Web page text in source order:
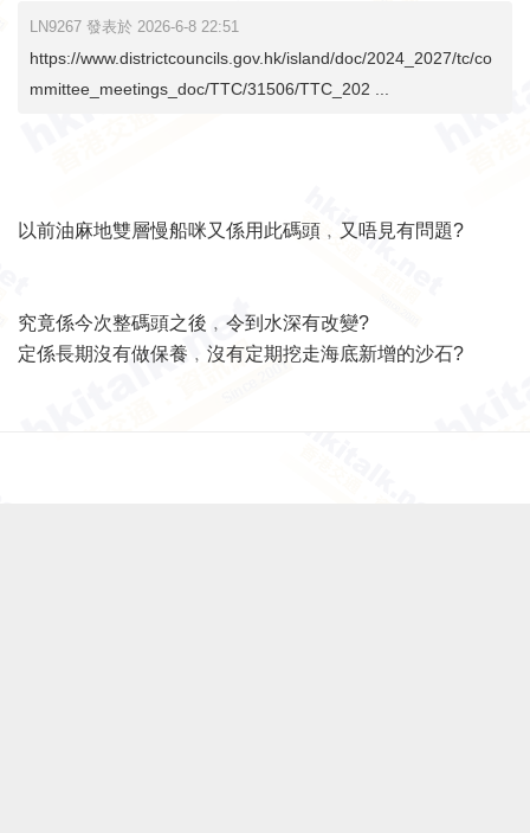
LN9267 發表於 2026-6-8 22:51
https://www.districtcouncils.gov.hk/island/doc/2024_2027/tc/co
mmittee_meetings_doc/TTC/31506/TTC_202 ...
以前油麻地雙層慢船咪又係用此碼頭﹐又唔見有問題?
究竟係今次整碼頭之後﹐令到水深有改變?
定係長期沒有做保養﹐沒有定期挖走海底新增的沙石?